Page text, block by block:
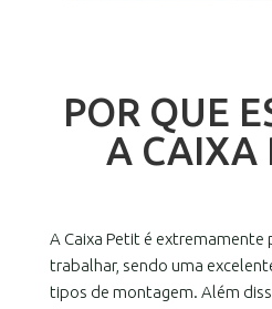
POR QUE
A CAIXA
A Caixa Petit é extremamente
trabalhar, sendo uma
tipos de montagem. Além